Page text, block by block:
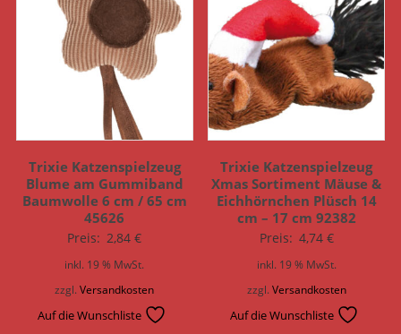
Trixie Katzenspielzeug
Blume am Gummiband
Baumwolle 6 cm / 65 cm
45626
Preis: 2,84€
inkl. 19 % MwSt.
zzgl.Versandkosten
Auf die Wunschliste
Trixie Katzenspielzeug
Xmas Sortiment Mäuse &
Eichhörnchen Plüsch 14
cm – 17 cm 92382
Preis: 4,74 €
inkl. 19 % MwSt.
zzgl. Versandkosten
Auf die Wunschliste